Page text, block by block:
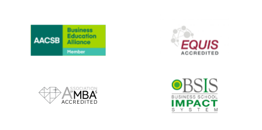
IMAGE
IMAGE